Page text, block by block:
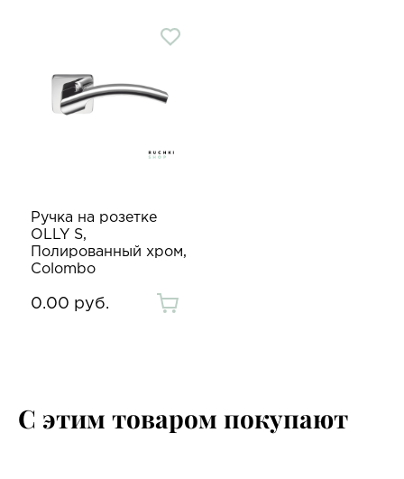
Ручка на розетке
OLLY S,
Полированный хром,
Colombo
0.00 руб.
С этим товаром покупают